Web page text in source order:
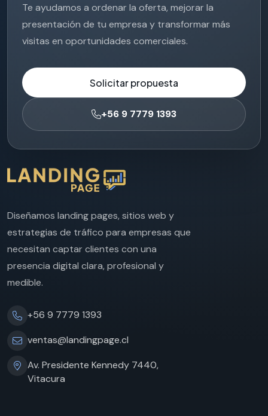
Te ayudamos a ordenar la oferta, mejorar la
presentación de tu empresa y transformar más
visitas en oportunidades comerciales.
Solicitar propuesta
+56 9 7779 1393
Diseñamos landing pages, sitios web y
estrategias de tráfico para empresas que
necesitan captar clientes con una
presencia digital clara, profesional y
medible.
+56 9 7779 1393
ventas@landingpage.cl
Av. Presidente Kennedy 7440,
Vitacura